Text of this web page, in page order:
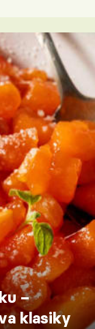
–
klasiky